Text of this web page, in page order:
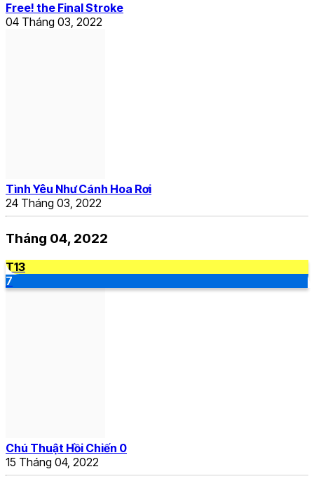
Free! the Final Stroke
04 Tháng 03, 2022
Tình Yêu Như Cánh Hoa Rơi
24 Tháng 03, 2022
Tháng 04, 2022
T13
7
Chú Thuật Hồi Chiến 0
15 Tháng 04, 2022